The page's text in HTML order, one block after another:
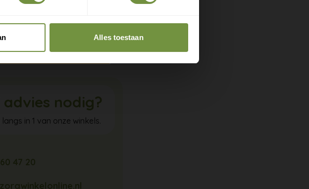
Alles toestaan
nodig?
in 1 van onze winkels.
47 20